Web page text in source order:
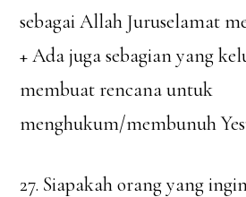
sebagai Allah Juruselamat
+ Ada juga sebagian yang
membuat rencana untuk
menghukum/membunuh
27. Siapakah orang yang